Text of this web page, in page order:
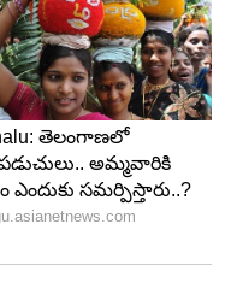
నువ్వే అనడంతో
లాస్య ఆలోచిస్తూ